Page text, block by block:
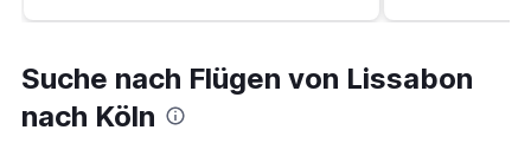
Suche nach Flügen von Lissabon
nach Köln